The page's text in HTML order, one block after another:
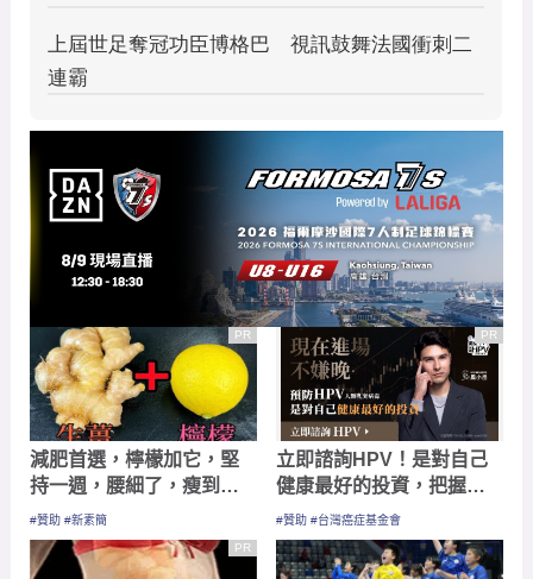
PR
減肥首選，檸檬加它，堅
持一週，腰細了，瘦到你
懷疑人生
#贊助 #新素簡
PR
立即諮詢HPV！是對自己
健康最好的投資，把握現
在不嫌晚！
#贊助 #台灣癌症基金會
PR